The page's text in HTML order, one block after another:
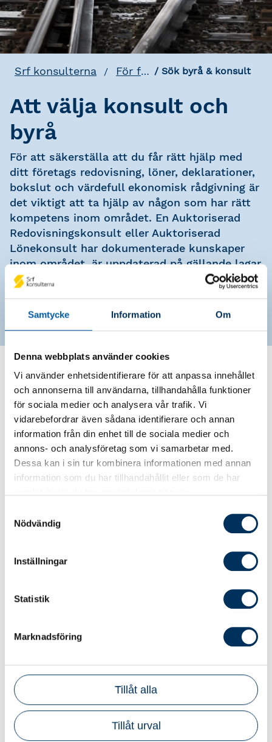
Samtycke Information Om
Denna webbplats använder cookies
Vi använder enhetsidentifierare för att anpassa innehållet
och annonserna till användarna, tillhandahålla funktioner
för sociala medier och analysera vår trafik. Vi
vidarebefordrar även sådana identifierare och annan
information från din enhet till de sociala medier och
annons- och analysföretag som vi samarbetar med.
Dessa kan i sin tur kombinera informationen med annan
information som du har tillhandahållit eller som de har
Nödvändig
Inställningar
Statistik
Marknadsföring
Tillåt alla
Tillåt urval
Srf konsulterna För företag Sök byrå & konsult
Att välja konsult och
byrå
För att säkerställa att du får rätt hjälp med
ditt företags redovisning, löner, deklarationer,
bokslut och värdefull ekonomisk rådgivning är
det viktigt att ta hjälp av någon som har rätt
kompetens inom området. En Auktoriserad
Redovisningskonsult eller Auktoriserad
Lönekonsult har dokumenterade kunskaper
inom området, är uppdaterad på gällande lagar
och regelverk och har flerårig erfarenhet i
yrket. En trygghet för företaget och positivt
för affärerna
Hitta din Srf Auktoriserade
konsult och rådgivare
Sök på namn
Vi har upptäckt en bugg som kan göra att vissa
konsulter, byråer och rådgivare inte syns i
sökresultaten. Vi arbetar på att fixa det och
återkommer när allt fungerar som det ska.
Tack för ditt tålamod och förståelse.